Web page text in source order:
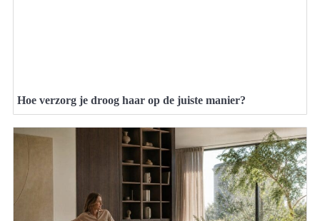
Hoe verzorg je droog haar op de juiste manier?